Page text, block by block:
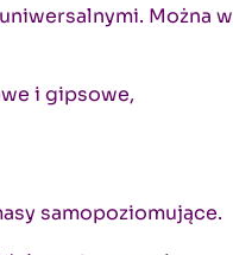
Można w
i gipsowe,
samopoziomujące.